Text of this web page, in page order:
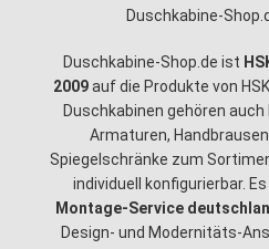
Duschkabine-
Duschkabine-Shop.de ist
2009auf die Produkte von
Duschkabinen gehören
Armaturen,
Spiegelschränke zum
individuell konfigurierbar.
Montage-Service
Design- und Modernitäts-